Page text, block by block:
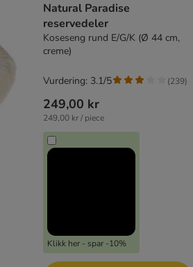
Natural Paradise
reservedeler
Koseseng rund E/G/K (Ø 44 cm,
creme)
249,00 kr
249,00 kr / piece
Klikk her - spar -10%
Vurdering: 3.1/5 (239)